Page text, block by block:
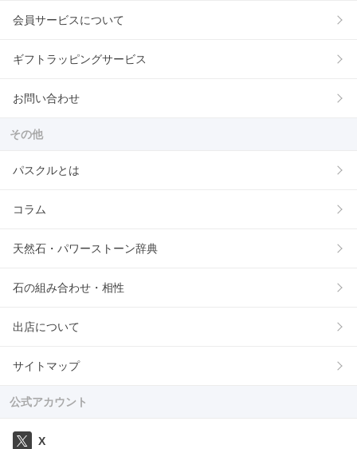
会員サービスについて
ギフトラッピングサービス
お問い合わせ
その他
パスクルとは
コラム
天然石・パワーストーン辞典
石の組み合わせ・相性
出店について
サイトマップ
公式アカウント
X